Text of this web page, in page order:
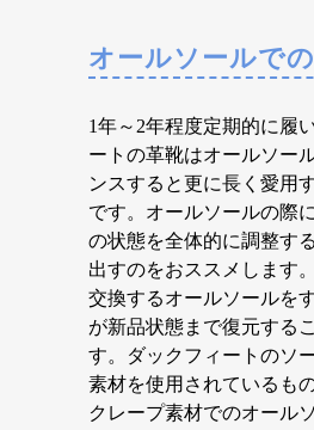
オールソールで
1年～2年程度定期的に履
ートの革靴はオールソー
ンスすると更に長く愛用
です。オールソールの際
の状態を全体的に調整す
出すのをおススメします
交換するオールソールを
が新品状態まで復元する
す。ダックフィートのソ
素材を使用されているも
クレープ素材でのオール